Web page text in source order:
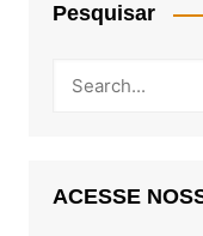
Pesquisar
ACESSE